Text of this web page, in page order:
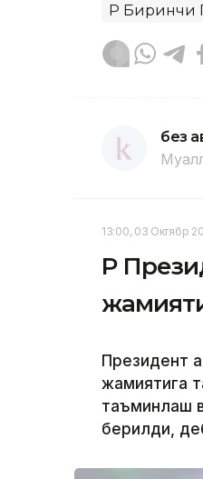
ҚР Биринчи
без
13:00, 03 Октябр
ҚР
Президент
жамиятига
таъминлаш
берилди,